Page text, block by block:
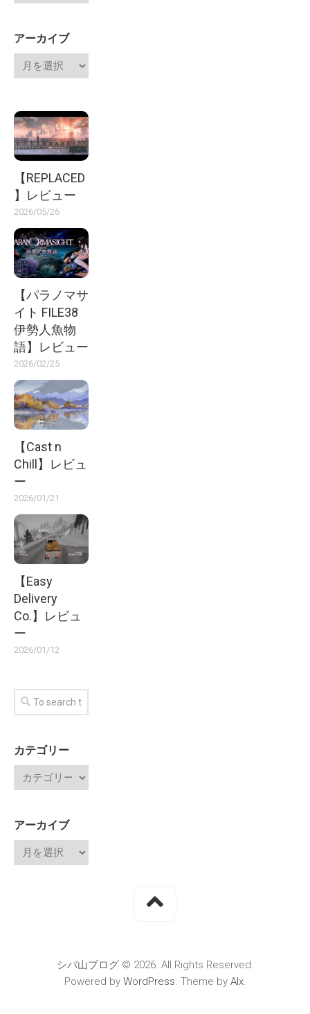
アーカイブ
【REPLACED
】レビュー
2026/05/26
【パラノマサ
イト FILE38
伊勢人魚物
語】レビュー
2026/02/25
【Cast n
Chill】レビュ
ー
2026/01/21
【Easy
Delivery
Co.】レビュ
ー
2026/01/12
カテゴリー
アーカイブ
シバ山ブログ © 2026. All Rights Reserved.
Powered by WordPress. Theme by Alx.